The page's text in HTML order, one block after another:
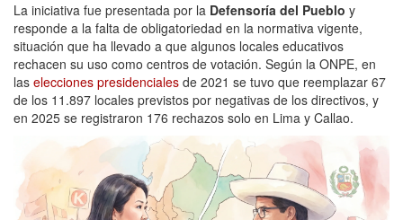
La iniciativa fue presentada por la Defensoría del Pueblo y
responde a la falta de obligatoriedad en la normativa vigente,
situación que ha llevado a que algunos locales educativos
rechacen su uso como centros de votación. Según la ONPE, en
las elecciones presidenciales de 2021 se tuvo que reemplazar 67
de los 11.897 locales previstos por negativas de los directivos, y
en 2025 se registraron 176 rechazos solo en Lima y Callao.